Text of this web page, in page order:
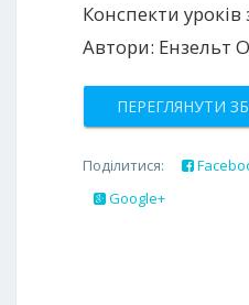
Конспекти уроків
Автори: Ензельт
ПЕРЕГЛЯНУТИ
Поділитися:
Google+